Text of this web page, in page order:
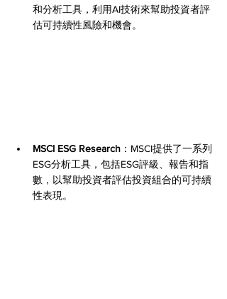
和分析工具，利用AI技術來幫助投資者評
估可持續性風險和機會。
MSCI ESG Research ：MSCI提供了一系列
ESG分析工具，包括ESG評級、報告和指
數，以幫助投資者評估投資組合的可持續
性表現。